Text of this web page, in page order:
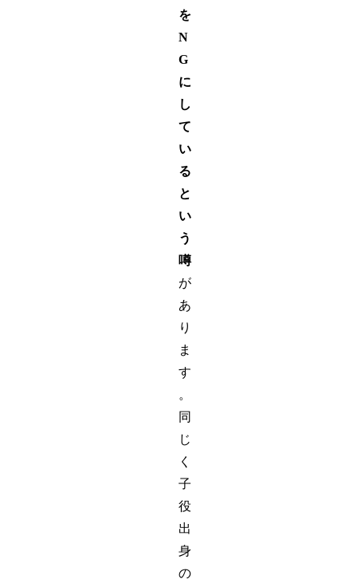
を
N
G
に
し
て
い
る
と
い
う
噂
が
あ
り
ま
す
。
同
じ
く
子
役
出
身
の